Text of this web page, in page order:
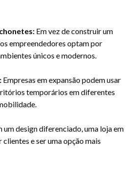
Em vez de construir um
empreendedores optam por
únicos e modernos.
Empresas em expansão podem usar
temporários em diferentes
um design diferenciado, uma loja em
e ser uma opção mais